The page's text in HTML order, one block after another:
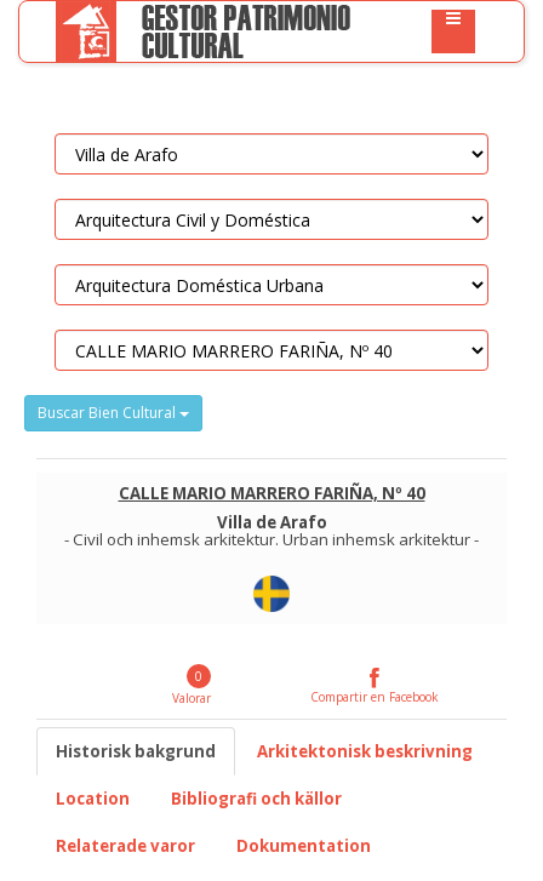
Buscar Bien Cultural
CALLE MARIO MARRERO FARIÑA, Nº 40
Villa de Arafo
- Civil och inhemsk arkitektur. Urban inhemsk arkitektur-
0
Valorar
Compartir en Facebook
Historisk bakgrund Arkitektonisk beskrivning
Location Bibliografi och källor
Relaterade varor Dokumentation